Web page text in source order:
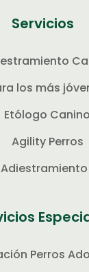
Servicios
los más
Etólogo Canino
Agility Perros
Perros